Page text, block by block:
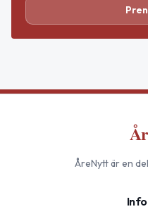
ÅreNyttär en